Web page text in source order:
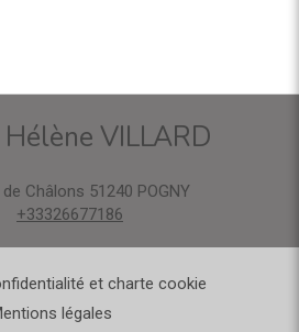
VILLARD
de Châlons 51240 POGNY
+33326677186
et charte cookie
légales